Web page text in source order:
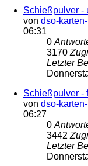
Schießpulver -
von dso-
06:31
0
3170
Letzter
Schießpulver -
von dso-
06:27
0
3442
Letzter